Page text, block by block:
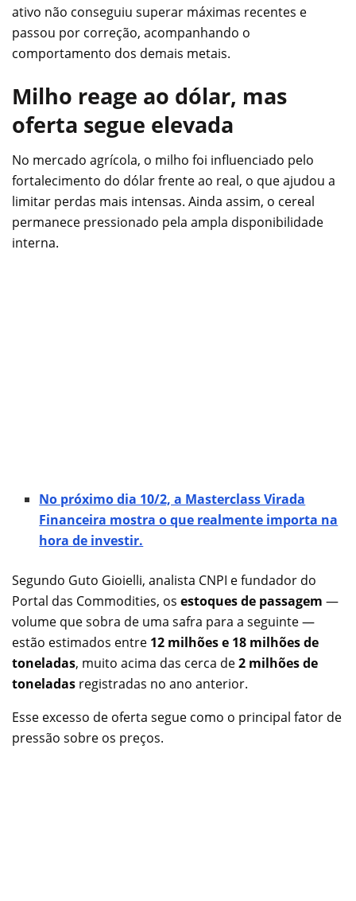
ativo não conseguiu superar máximas recentes e
passou por correção, acompanhando o
comportamento dos demais metais.
Milho reage ao dólar, mas
oferta segue elevada
No mercado agrícola, o milho foi influenciado pelo
fortalecimento do dólar frente ao real, o que ajudou a
limitar perdas mais intensas. Ainda assim, o cereal
permanece pressionado pela ampla disponibilidade
interna.
No próximo dia 10/2, a Masterclass Virada
Financeira mostra o que realmente importa na
hora de investir.
Segundo Guto Gioielli, analista CNPI e fundador do
Portal das Commodities, os estoques de passagem —
volume que sobra de uma safra para a seguinte —
estão estimados entre 12 milhões e 18 milhões de
toneladas, muito acima das cerca de2 milhões de
toneladas registradas no ano anterior.
Esse excesso de oferta segue como o principal fator de
pressão sobre os preços.